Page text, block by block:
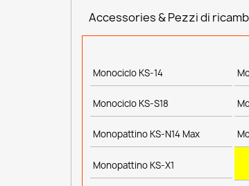
Accessories & Pezzi di
Monociclo KS-14
Monociclo KS-S18
Monopattino KS-N14 Max
Monopattino KS-X1